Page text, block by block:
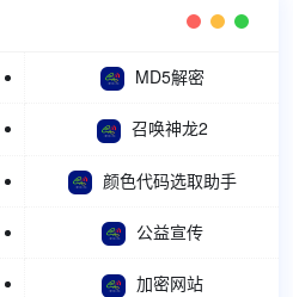
MD5解密
召唤神龙2
颜色代码选取助手
公益宣传
加密网站